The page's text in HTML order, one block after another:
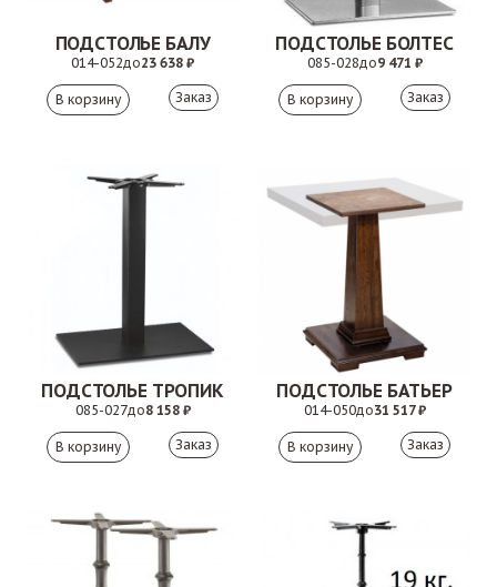
ПОДСТОЛЬЕ БАЛУ
014-052до23 638 ₽
Заказ
ПОДСТОЛЬЕ БОЛТЕС
085-028до9 471 ₽
Заказ
ПОДСТОЛЬЕ ТРОПИК
085-027до8 158 ₽
Заказ
ПОДСТОЛЬЕ БАТЬЕР
014-050до31 517 ₽
Заказ